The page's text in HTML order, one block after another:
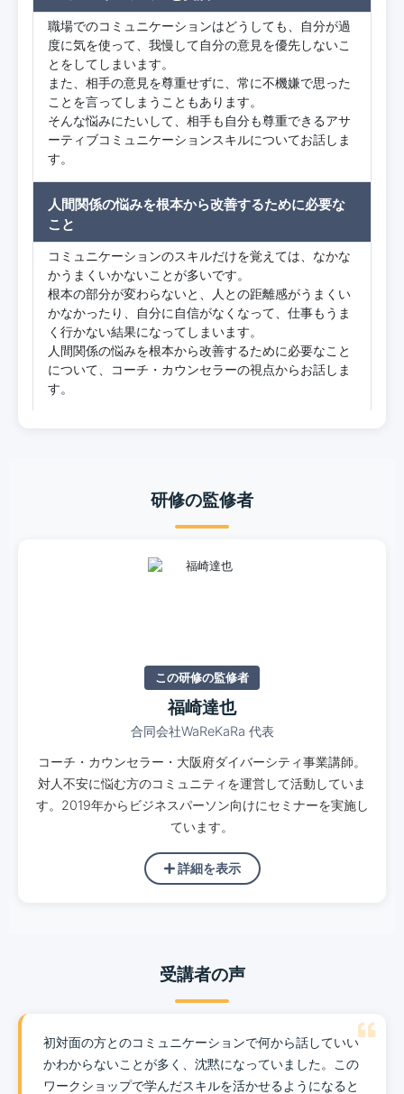
職場でのコミュニケーションはどうしても、自分が過
度に気を使って、我慢して自分の意見を優先しないこ
とをしてしまいます。
また、相手の意見を尊重せずに、常に不機嫌で思った
ことを言ってしまうこともあります。
そんな悩みにたいして、相手も自分も尊重できるアサ
ーティブコミュニケーションスキルについてお話しま
す。
人間関係の悩みを根本から改善するために必要な
こと
コミュニケーションのスキルだけを覚えては、なかな
かうまくいかないことが多いです。
根本の部分が変わらないと、人との距離感がうまくい
かなかったり、自分に自信がなくなって、仕事もうま
く行かない結果になってしまいます。
人間関係の悩みを根本から改善するために必要なこと
について、コーチ・カウンセラーの視点からお話しま
す。
研修の監修者
この研修の監修者
福崎達也
合同会社WaReKaRa 代表
コーチ・カウンセラー・大阪府ダイバーシティ事業講師。
対人不安に悩む方のコミュニティを運営して活動していま
す。2019年からビジネスパーソン向けにセミナーを実施し
ています。
詳細を表示
受講者の声
初対面の方とのコミュニケーションで何から話していい
かわからないことが多く、沈黙になっていました。この
ワークショップで学んだスキルを活かせるようになると